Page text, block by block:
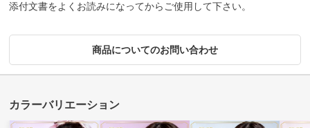
添付文書をよくお読みになってからご使用して下さい。
商品についてのお問い合わせ